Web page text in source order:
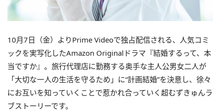
10月7日（金）よりPrime Videoで独占配信される、人気コミ
ックを実写化したAmazon Originalドラマ『結婚するって、本
当ですか』。旅行代理店に勤務する奥手な主人公男女二人が
「大切な一人の生活を守るため」に“計画結婚”を決意し、徐々
にお互いを知っていくことで惹かれ合っていく超むずきゅんラ
ブストーリーです。